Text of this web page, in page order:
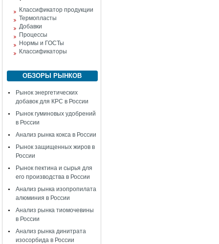
Классификатор продукции
Термопласты
Добавки
Процессы
Нормы и ГОСТы
Классификаторы
ОБЗОРЫ РЫНКОВ
Рынок энергетических
добавок для КРС в России
Рынок гуминовых удобрений
в России
Анализ рынка кокса в России
Рынок защищенных жиров в
России
Рынок пектина и сырья для
его производства в России
Анализ рынка изопропилата
алюминия в России
Анализ рынка тиомочевины
в России
Анализ рынка динитрата
изосорбида в России